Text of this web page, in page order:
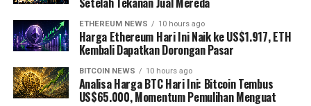
ETHEREUM NEWS 10 hours ago
Harga Ethereum Hari Ini Naik ke US$1.917, ETH
Kembali Dapatkan Dorongan Pasar
BITCOIN NEWS 10 hours ago
Analisa Harga BTC Hari Ini: Bitcoin Tembus
US$65.000, Momentum Pemulihan Menguat